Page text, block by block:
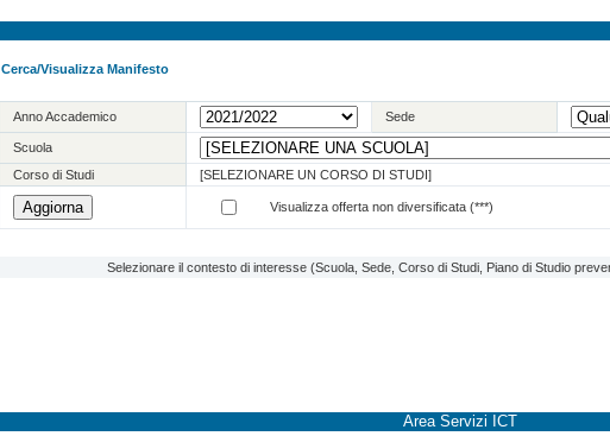
Cerca/Visualizza Manifesto
Anno Accademico Sede
Scuola
Corso di Studi
[SELEZIONARE UN CORSO DI STUDI]
Visualizza offerta non diversificata (***)
Selezionare il contesto di interesse (Scuola, Sede, Corso di Studi, Piano di Studio
Area Servizi ICT